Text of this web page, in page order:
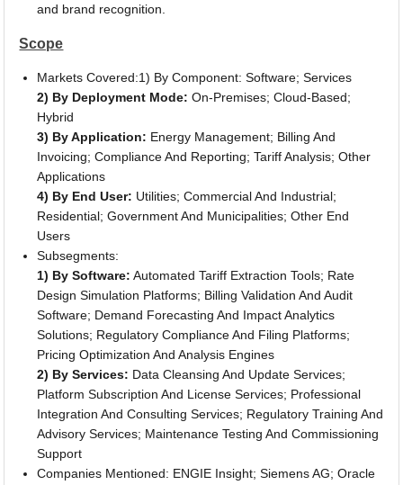
and brand recognition.
Scope
Markets Covered:1) By Component: Software; Services
2) By Deployment Mode: On-Premises; Cloud-Based;
Hybrid
3) By Application: Energy Management; Billing And
Invoicing; Compliance And Reporting; Tariff Analysis; Other
Applications
4) By End User: Utilities; Commercial And Industrial;
Residential; Government And Municipalities; Other End
Users
Subsegments:
1) By Software: Automated Tariff Extraction Tools; Rate
Design Simulation Platforms; Billing Validation And Audit
Software; Demand Forecasting And Impact Analytics
Solutions; Regulatory Compliance And Filing Platforms;
Pricing Optimization And Analysis Engines
2) By Services: Data Cleansing And Update Services;
Platform Subscription And License Services; Professional
Integration And Consulting Services; Regulatory Training And
Advisory Services; Maintenance Testing And Commissioning
Support
Companies Mentioned: ENGIE Insight; Siemens AG; Oracle